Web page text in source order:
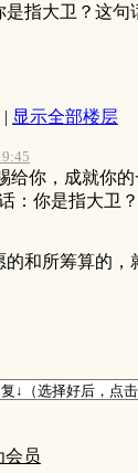
指大卫？这句
| 显示全部楼层
给你，成就你的
：你是指大卫
和所筹算的，
会员